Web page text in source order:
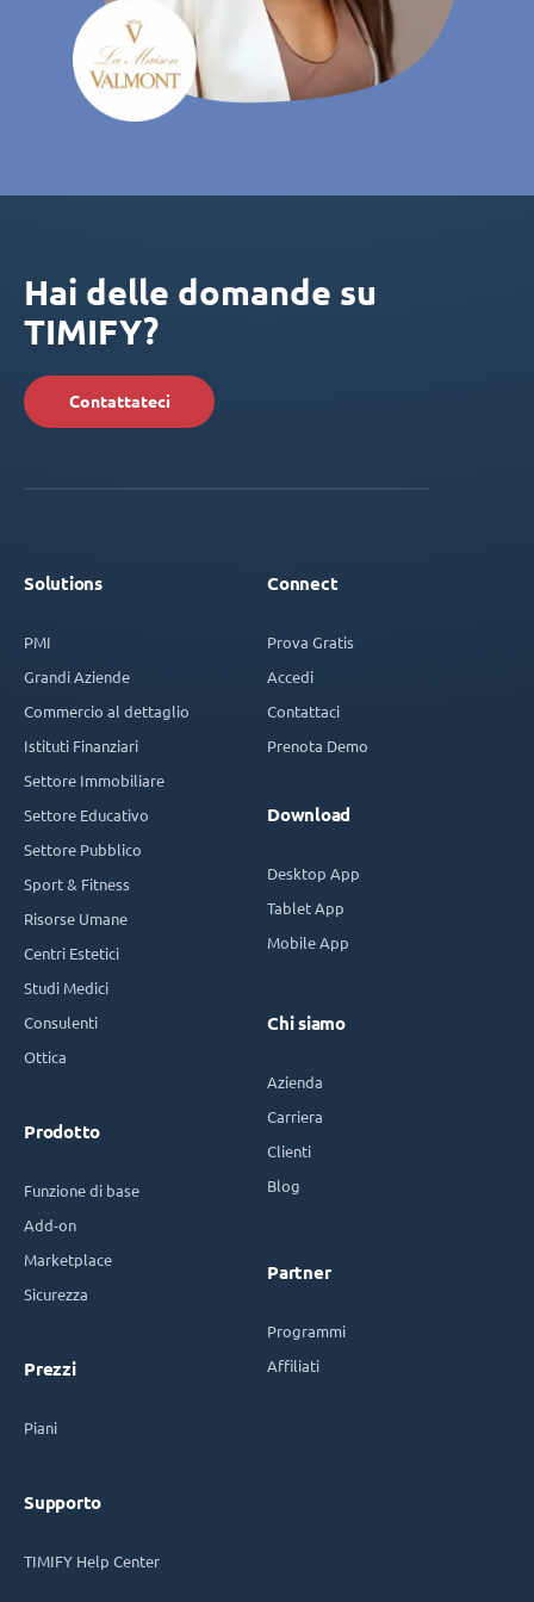
Hai delle domande su
TIMIFY?
Contattateci
Solutions
PMI
Grandi Aziende
Commercio al dettaglio
Istituti Finanziari
Settore Immobiliare
Settore Educativo
Settore Pubblico
Sport & Fitness
Risorse Umane
Centri Estetici
Studi Medici
Consulenti
Ottica
Prodotto
Funzione di base
Add-on
Marketplace
Sicurezza
Prezzi
Piani
Supporto
TIMIFY Help Center
Connect
Prova Gratis
Accedi
Contattaci
Prenota Demo
Download
Desktop App
Tablet App
Mobile App
Chi siamo
Azienda
Carriera
Clienti
Blog
Partner
Programmi
Affiliati